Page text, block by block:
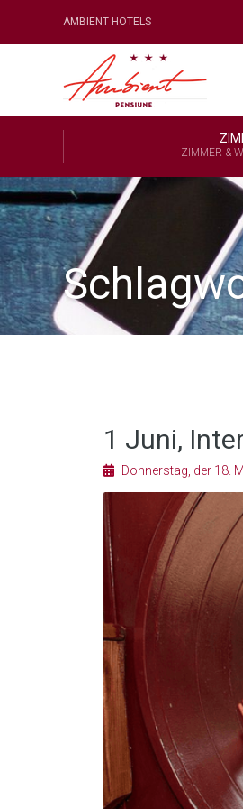
AMBIENT HOTELS
ZIMMER &
1 Juni,
Donnerstag, der 18.